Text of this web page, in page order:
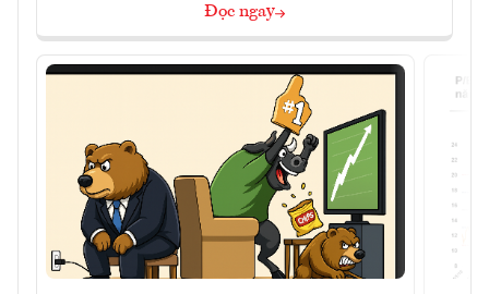
Đọc ngay